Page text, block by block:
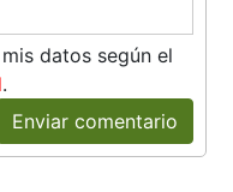
datos según el
.
Enviar comentario